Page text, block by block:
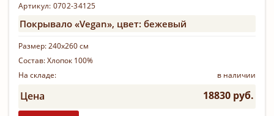
Артикул: 0702-34125
Покрывало «Vegan», цвет: бежевый
Размер:240х260 см
Состав:Хлопок 100%
На складе:
в наличии
Цена 18830 руб.